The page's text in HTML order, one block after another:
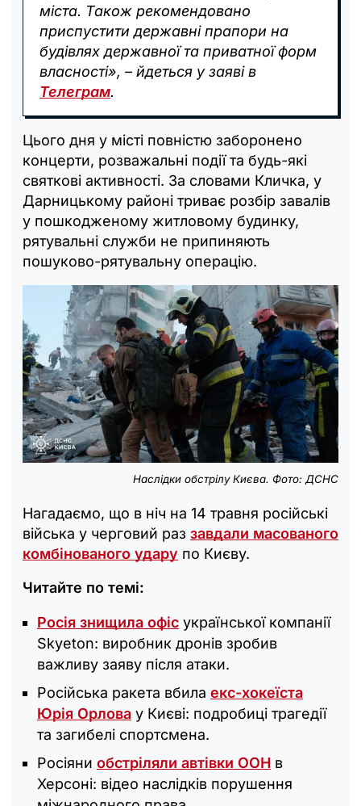
міста. Також рекомендовано
приспустити державні прапори на
будівлях державної та приватної форм
власності», – йдеться у заяві в
Телеграм.
Цього дня у місті повністю заборонено
концерти, розважальні події та будь-які
святкові активності. За словами Кличка, у
Дарницькому районі триває розбір завалів
у пошкодженому житловому будинку,
рятувальні служби не припиняють
пошуково-рятувальну операцію.
Наслідки обстрілу Києва. Фото: ДСНС
Нагадаємо, що в ніч на 14 травня російські
війська у черговий раз завдали масованого
комбінованого удару по Києву.
Читайте по темі:
Росія знищила офіс української компанії
Skyeton: виробник дронів зробив
важливу заяву після атаки.
Російська ракета вбила екс-хокеїста
Юрія Орлова у Києві: подробиці трагедії
та загибелі спортсмена.
Росіяни обстріляли автівки ООН в
Херсоні: відео наслідків порушення